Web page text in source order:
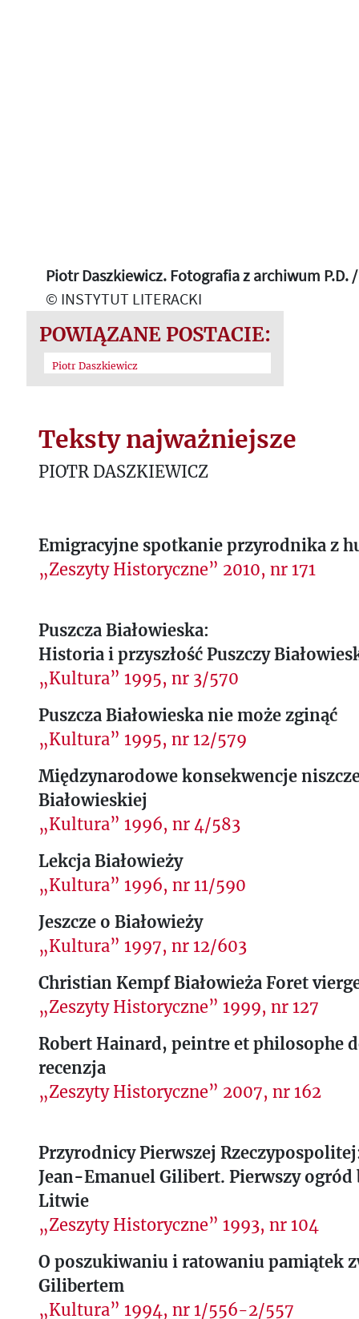
Piotr Daszkiewicz. Fotografia z archiwum P.D.
© INSTYTUT LITERACKI
POWIĄZANE POSTACIE:
Piotr Daszkiewicz
Teksty najważniejsze
PIOTR DASZKIEWICZ
Emigracyjne spotkanie przyrodnika z
„Zeszyty Historyczne” 2010, nr 171
Puszcza Białowieska:
Historia i przyszłość Puszczy
„Kultura” 1995, nr 3/570
Puszcza Białowieska nie może zginąć
„Kultura” 1995, nr 12/579
Międzynarodowe konsekwencje
Białowieskiej
„Kultura” 1996, nr 4/583
Lekcja Białowieży
„Kultura” 1996, nr 11/590
Jeszcze o Białowieży
„Kultura” 1997, nr 12/603
Christian Kempf Białowieża Foret
„Zeszyty Historyczne” 1999, nr 127
Robert Hainard, peintre et philosophe
recenzja
„Zeszyty Historyczne” 2007, nr 162
Przyrodnicy Pierwszej
Jean-Emanuel Gilibert. Pierwszy ogród
Litwie
„Zeszyty Historyczne” 1993, nr 104
O poszukiwaniu i ratowaniu pamiątek
Gilibertem
„Kultura” 1994, nr 1/556-2/557